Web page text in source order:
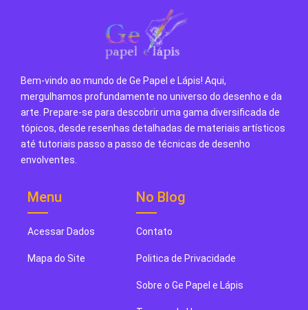
Bem-vindo ao mundo de Ge Papel e Lápis! Aqui,
mergulhamos profundamente no universo do desenho e da
arte. Prepare-se para descobrir uma gama diversificada de
tópicos, desde resenhas detalhadas de materiais artísticos
até tutoriais passo a passo de técnicas de desenho
envolventes.
Menu
Acessar Dados
Mapa do Site
No Blog
Contato
Politica de Privacidade
Sobre o Ge Papel e Lápis